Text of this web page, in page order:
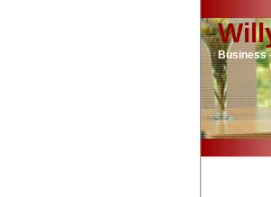
Business